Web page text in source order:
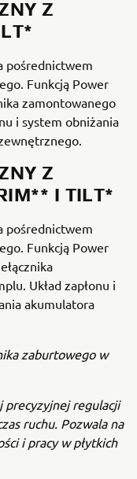
Z
pośrednictwem
Funkcją Power
zamontowanego
i system obniżania
Z
I TILT*
pośrednictwem
Funkcją Power
Układ zapłonu i
akumulatora
zaburtowego w
precyzyjnej regulacji
ruchu. Pozwala na
i pracy w płytkich